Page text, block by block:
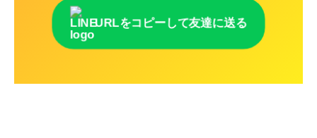
URLをコピーして友達に送る